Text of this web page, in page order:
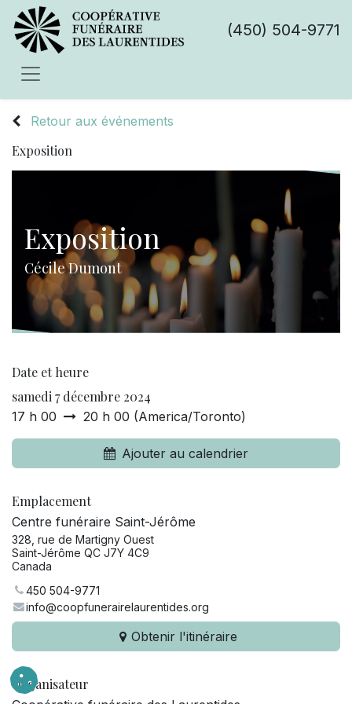
(450) 504-9771
Retour aux événements
Exposition
Exposition
Cécile Dumont
Date et heure
samedi 7 décembre 2024
17 h 00 20 h 00 (America/Toronto)
Ajouter au calendrier
Emplacement
Centre funéraire Saint-Jérôme
328, rue de Martigny Ouest
Saint-Jérôme QC J7Y 4C9
Canada
450 504-9771
info@coopfunerairelaurentides.org
Obtenir l'itinéraire
Organisateur